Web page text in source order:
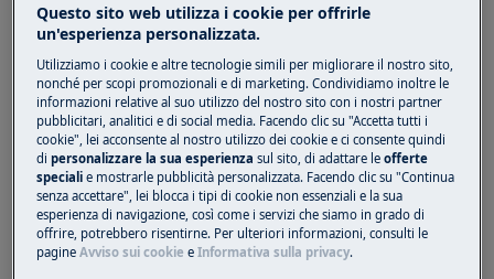
Articoli consigliati per
Lavastoviglie
Come aggiungere il brillantante alla tua
lavastoviglie Electrolux
Questo sito web utilizza i cookie per offrirle
un'esperienza personalizzata.
Utilizziamo i cookie e altre tecnologie simili per migliorare il nostro sito,
nonché per scopi promozionali e di marketing. Condividiamo inoltre le
informazioni relative al suo utilizzo del nostro sito con i nostri partner
pubblicitari, analitici e di social media. Facendo clic su "Accetta tutti i
cookie", lei acconsente al nostro utilizzo dei cookie e ci consente quindi
dipersonalizzare la sua esperienza sul sito, di adattare leofferte
speciali e mostrarle pubblicità personalizzata. Facendo clic su "Continua
senza accettare", lei blocca i tipi di cookie non essenziali e la sua
esperienza di navigazione, così come i servizi che siamo in grado di
offrire, potrebbero risentirne. Per ulteriori informazioni, consulti le
pagineAvviso sui cookie eInformativa sulla privacy.